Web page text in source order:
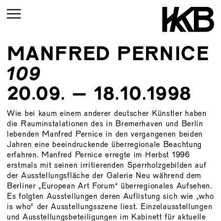
CURRENT
UPCOMING
ARCHIVE
CURRENT
UPMCOMING
ARCHIVE
UPCOMING
ARCHIVE
UPCOMING
ARCHIVE
MANFRED PERNICE
109
20.09. – 18.10.1998
Wie bei kaum einem anderer deutscher Künstler haben
die Rauminstalationen des in Bremerhaven und Berlin
lebenden Manfred Pernice in den vergangenen beiden
Jahren eine beeindruckende überregionale Beachtung
erfahren. Manfred Pernice erregte im Herbst 1996
erstmals mit seinen irritierenden Sperrholzgebilden auf
der Ausstellungsfläche der Galerie Neu während dem
Berliner „European Art Forum“ überregionales Aufsehen.
Es folgten Ausstellungen deren Auflistung sich wie „who
is who“ der Ausstellungsszene liest. Einzelausstellungen
und Ausstellungsbeteiligungen im Kabinett für aktuelle